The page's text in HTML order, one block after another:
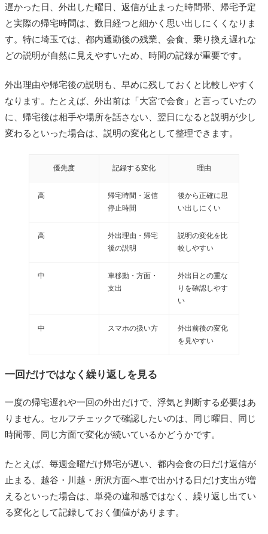
遅かった日、外出した曜日、返信が止まった時間帯、帰宅予定
と実際の帰宅時間は、数日経つと細かく思い出しにくくなりま
す。特に埼玉では、都内通勤後の残業、会食、乗り換え遅れな
どの説明が自然に見えやすいため、時間の記録が重要です。
外出理由や帰宅後の説明も、早めに残しておくと比較しやすく
なります。たとえば、外出前は「大宮で会食」と言っていたの
に、帰宅後は相手や場所を話さない、翌日になると説明が少し
変わるといった場合は、説明の変化として整理できます。
優先度 記録する変化 理由
高
帰宅時間・返信
停止時間
後から正確に思
い出しにくい
高
外出理由・帰宅
後の説明
説明の変化を比
較しやすい
中
車移動・方面・
支出
外出日との重な
りを確認しやす
い
中 スマホの扱い方
外出前後の変化
を見やすい
一回だけではなく繰り返しを見る
一度の帰宅遅れや一回の外出だけで、浮気と判断する必要はあ
りません。セルフチェックで確認したいのは、同じ曜日、同じ
時間帯、同じ方面で変化が続いているかどうかです。
たとえば、毎週金曜だけ帰宅が遅い、都内会食の日だけ返信が
止まる、越谷・川越・所沢方面へ車で出かける日だけ支出が増
えるといった場合は、単発の違和感ではなく、繰り返し出てい
る変化として記録しておく価値があります。